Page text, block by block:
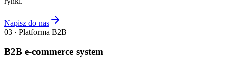
Napisz do nas
03 · Platforma B2B
B2B e-commerce system